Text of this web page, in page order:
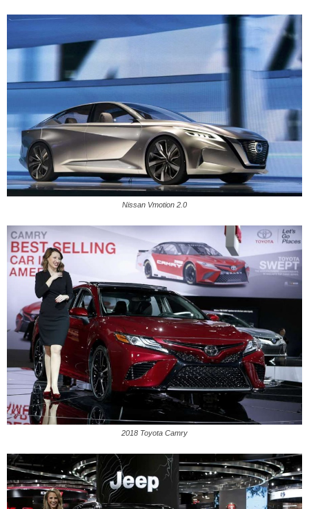
Nissan Vmotion 2.0
2018 Toyota Camry